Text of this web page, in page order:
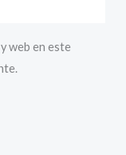
web en este